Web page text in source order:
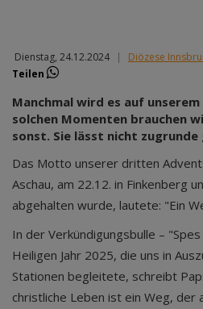
Dienstag, 24.12.2024 | Diözese
Teilen
Manchmal wird es auf
solchen Momenten brauchen
sonst. Sie lässt nicht zugrunde
Das Motto unserer dritten
Aschau, am 22.12. in Finkenberg
abgehalten wurde, lautete: "Ein
In der Verkündigungsbulle –
Heiligen Jahr 2025, die uns in
Stationen begleitete, schreibt
christliche Leben ist ein Weg, der